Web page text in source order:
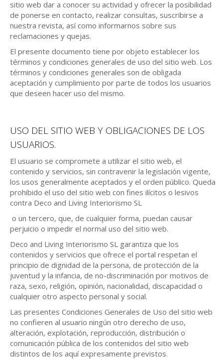
sitio web dar a conocer su actividad y ofrecer la posibilidad
de ponerse en contacto, realizar consultas, suscribirse a
nuestra revista, así como informarnos sobre sus
reclamaciones y quejas.
El presente documento tiene por objeto establecer los
términos y condiciones generales de uso del sitio web. Los
términos y condiciones generales son de obligada
aceptación y cumplimiento por parte de todos los usuarios
que deseen hacer uso del mismo.
USO DEL SITIO WEB Y OBLIGACIONES DE LOS
USUARIOS.
El usuario se compromete a utilizar el sitio web, el
contenido y servicios, sin contravenir la legislación vigente,
los usos generalmente aceptados y el orden público. Queda
prohibido el uso del sitio web con fines ilícitos o lesivos
contra Deco and Living Interiorismo SL
o un tercero, que, de cualquier forma, puedan causar
perjuicio o impedir el normal uso del sitio web.
Deco and Living Interiorismo SL garantiza que los
contenidos y servicios que ofrece el portal respetan el
principio de dignidad de la persona, de protección de la
juventud y la infancia, de no-discriminación por motivos de
raza, sexo, religión, opinión, nacionalidad, discapacidad o
cualquier otro aspecto personal y social.
Las presentes Condiciones Generales de Uso del sitio web
no confieren al usuario ningún otro derecho de uso,
alteración, explotación, reproducción, distribución o
comunicación pública de los contenidos del sitio web
distintos de los aquí expresamente previstos.